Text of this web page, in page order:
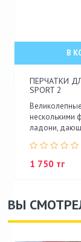
В
ПЕРЧАТКИ
SPORT 2
несколькими
ладони,
1 750 тг
ВЫ